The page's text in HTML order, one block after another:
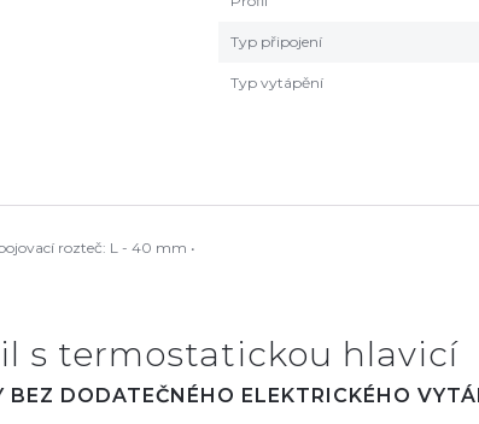
Typ připojení
Typ vytápění
rozteč: L - 40 mm •
s termostatickou hlavicí
DODATEČNÉHO ELEKTRICKÉHO